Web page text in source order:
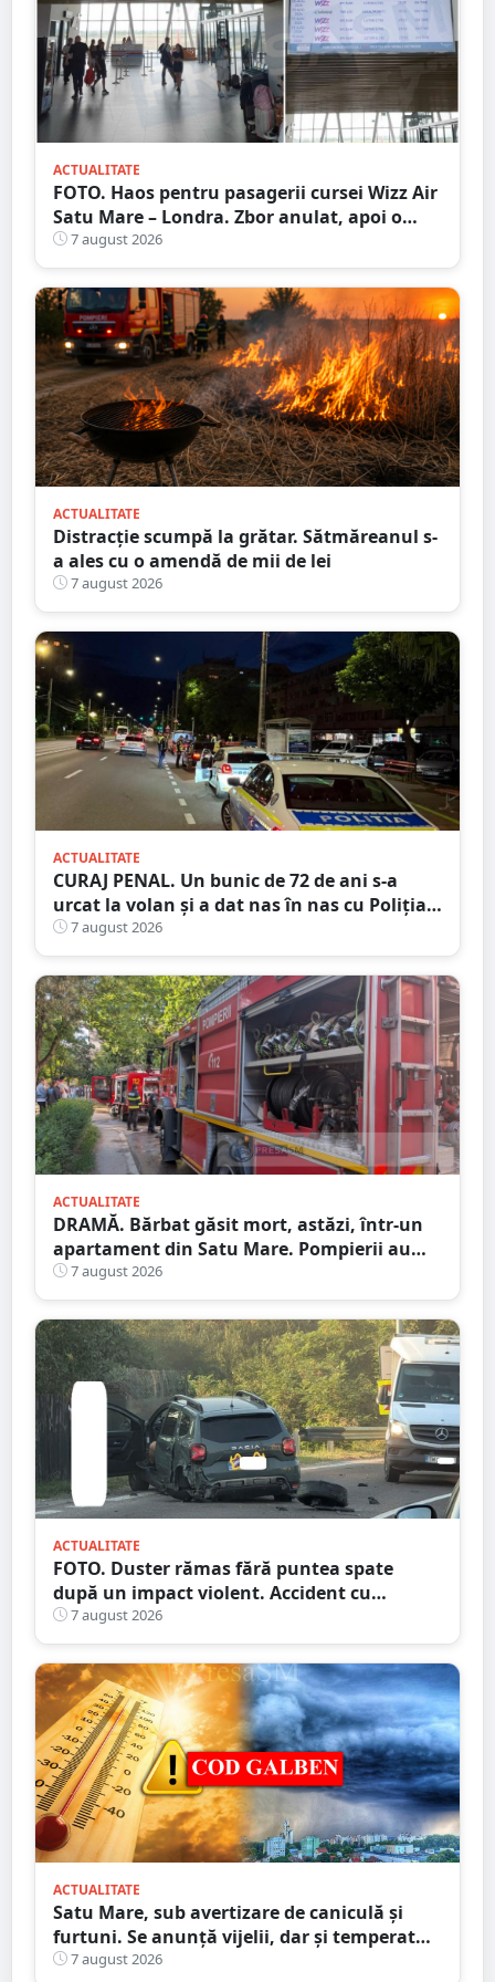
ACTUALITATE
FOTO. Haos pentru pasagerii cursei Wizz Air
Satu Mare – Londra. Zbor anulat, apoi o
nouă întârziere. Fără explicații clare
7 august 2026
ACTUALITATE
Distracție scumpă la grătar. Sătmăreanul s-
a ales cu o amendă de mii de lei
7 august 2026
ACTUALITATE
CURAJ PENAL. Un bunic de 72 de ani s-a
urcat la volan și a dat nas în nas cu Poliția
Satu Mare
7 august 2026
ACTUALITATE
DRAMĂ. Bărbat găsit mort, astăzi, într-un
apartament din Satu Mare. Pompierii au
spart ușa
7 august 2026
ACTUALITATE
FOTO. Duster rămas fără puntea spate
după un impact violent. Accident cu
implicarea unei mașini din Satu Mare
7 august 2026
ACTUALITATE
Satu Mare, sub avertizare de caniculă și
furtuni. Se anunță vijelii, dar și temperaturi
ridicate. Avertizarea ANM
7 august 2026